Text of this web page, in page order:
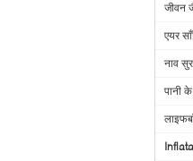
जीवन
एयर
नाव
पानी